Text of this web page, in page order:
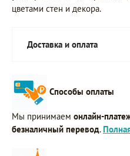
цветами стен и декора.
Доставка и оплата
Способы оплаты
Мы принимаем онлайн-
безналичный перевод.